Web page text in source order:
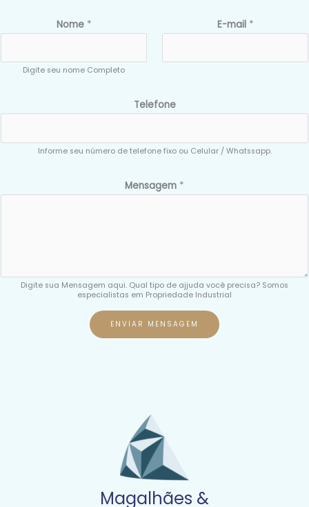
Nome *
Digite seu nome Completo
E-mail *
Telefone
Informe seu número de telefone fixo ou Celular / Whatssapp.
o
e
l
e
f
Mensagem *
Digite sua Mensagem aqui. Qual tipo de ajjuda você precisa? Somos
especialistas em Propriedade Industrial
ENVIAR MENSAGEM
Magalhães &